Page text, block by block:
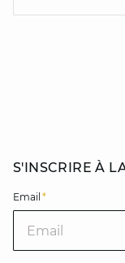
S'INSCRIRE À
Email *